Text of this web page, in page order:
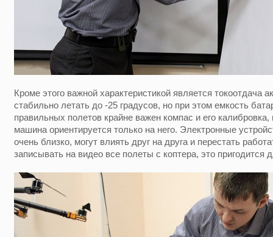
Кроме этого важной характеристикой является токоотдача
стабильно летать до -25 градусов, но при этом емкость
правильных полетов крайне важен компас и его
машина ориентируется только на него. Электронные
очень близко, могут влиять друг на друга и перестать
записывать на видео все полеты с коптера, это пригодится